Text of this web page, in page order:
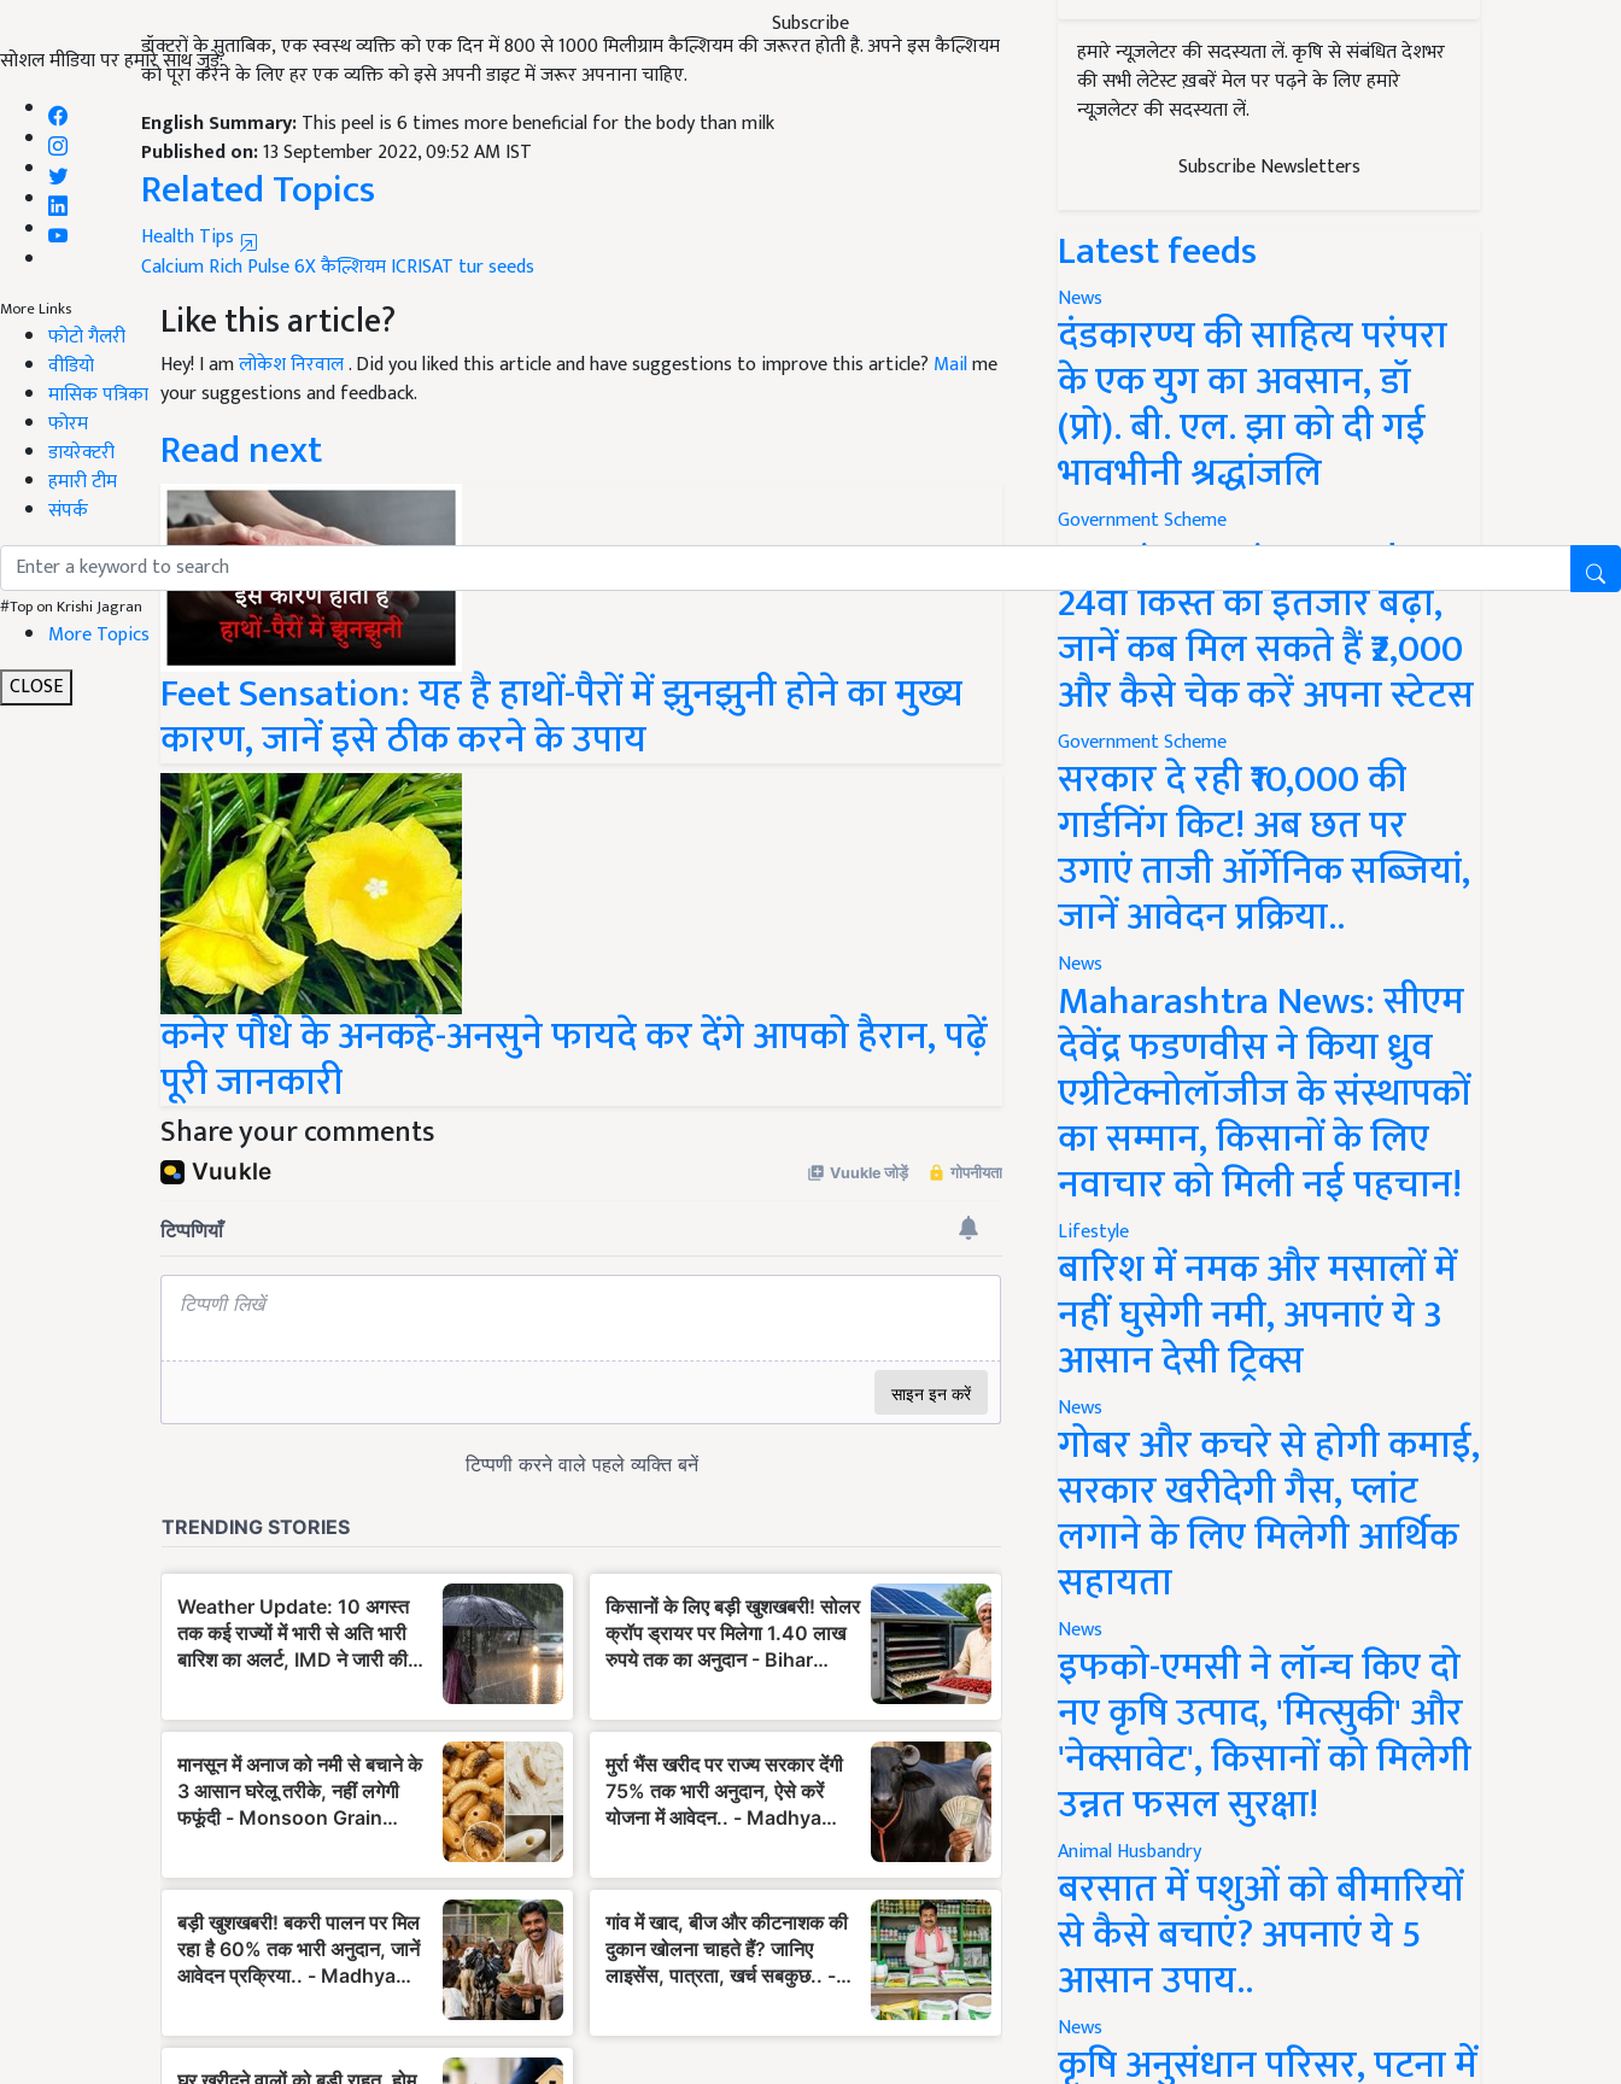
Subscribe
सोशल मीडिया पर हमारे साथ जुड़ें:
More Links
फोटो गैलरी
वीडियो
मासिक पत्रिका
फोरम
डायरेक्टरी
हमारी टीम
संपर्क
#Top on Krishi Jagran
More Topics
CLOSE
डॉक्टरों के मुताबिक, एक स्वस्थ व्यक्ति को एक दिन में 800 से 1000 मिलीग्राम कैल्शियम की जरूरत होती है. अपने इस कैल्शियम
को पूरा करने के लिए हर एक व्यक्ति को इसे अपनी डाइट में जरूर अपनाना चाहिए.
English Summary:
Published on:13 September 2022, 09:52 AM IST
Related Topics
Health Tips
Calcium Rich Pulse
Like this article?
Hey! I amलोकेश निरवाल. Did you liked this article and have suggestions to improve this article?
your suggestions and feedback.
Read next
Feet Sensation: यह है हाथों-पैरों में झुनझुनी होने का मुख्य
कारण, जानें इसे ठीक करने के उपाय
कनेर पौधे के अनकहे-अनसुने फायदे कर देंगे आपको हैरान, पढ़ें
पूरी जानकारी
Share your comments
हमारे न्यूज़लेटर की सदस्यता लें. कृषि से संबंधित देशभर
की सभी लेटेस्ट ख़बरें मेल पर पढ़ने के लिए हमारे
न्यूज़लेटर की सदस्यता लें.
Subscribe Newsletters
Latest feeds
News
दंडकारण्य की साहित्य परंपरा
के एक युग का अवसान, डॉ
(प्रो). बी. एल. झा को दी गई
भावभीनी श्रद्धांजलि
Government Scheme
PM Kisan Yojana Update:
24वीं किस्त का इंतजार बढ़ा,
जानें कब मिल सकते हैं ₹2,000
और कैसे चेक करें अपना स्टेटस
Government Scheme
सरकार दे रही ₹10,000 की
गार्डनिंग किट! अब छत पर
उगाएं ताजी ऑर्गेनिक सब्जियां,
जानें आवेदन प्रक्रिया..
News
Maharashtra News: सीएम
देवेंद्र फडणवीस ने किया ध्रुव
एग्रीटेक्नोलॉजीज के संस्थापकों
का सम्मान, किसानों के लिए
नवाचार को मिली नई पहचान!
Lifestyle
बारिश में नमक और मसालों में
नहीं घुसेगी नमी, अपनाएं ये 3
आसान देसी ट्रिक्स
News
गोबर और कचरे से होगी कमाई,
सरकार खरीदेगी गैस, प्लांट
लगाने के लिए मिलेगी आर्थिक
सहायता
News
इफको-एमसी ने लॉन्च किए दो
नए कृषि उत्पाद, 'मित्सुकी' और
'नेक्सावेट', किसानों को मिलेगी
उन्नत फसल सुरक्षा!
Animal Husbandry
बरसात में पशुओं को बीमारियों
से कैसे बचाएं? अपनाएं ये 5
आसान उपाय..
News
कृषि अनुसंधान परिसर, पटना में